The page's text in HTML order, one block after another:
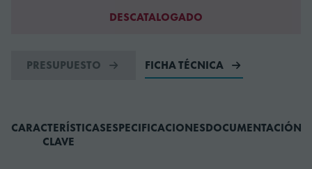
DESCATALOGADO
PRESUPUESTO FICHA TÉCNICA
CARACTERÍSTICAS
CLAVE
ESPECIFICACIONESDOCUMENTACIÓN